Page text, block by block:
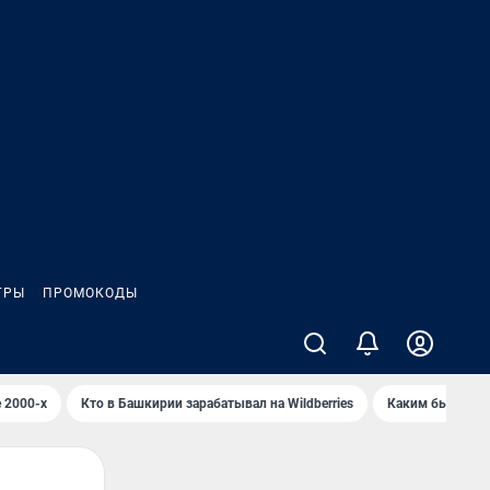
ПРОМОКОДЫ
2000-х Кто в Башкирии зарабатывал на Wildberries Каким было